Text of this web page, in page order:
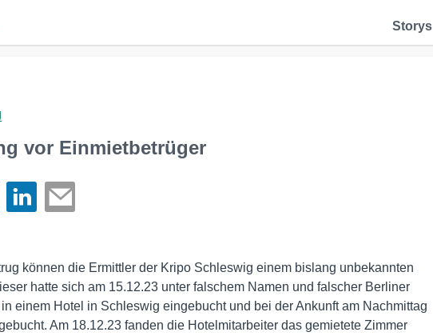
Storys
vor Einmietbetrüger
können die Ermittler der Kripo Schleswig einem bislang unbekannten
hatte sich am 15.12.23 unter falschem Namen und falscher Berliner
einem Hotel in Schleswig eingebucht und bei der Ankunft am Nachmittag
Am 18.12.23 fanden die Hotelmitarbeiter das gemietete Zimmer